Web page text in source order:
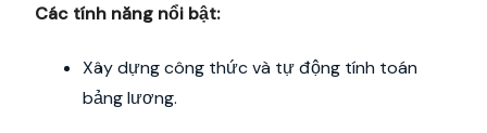
Các tính năng nổi bật:
Xây dựng công thức và tự động tính toán
bảng lương.